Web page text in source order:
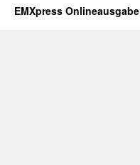
EMXpress Onlineausgabe